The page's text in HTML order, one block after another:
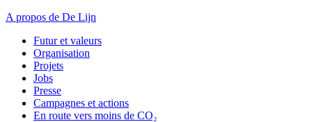
A propos de De Lijn
Futur et valeurs
Organisation
Projets
Jobs
Presse
Campagnes et actions
En route vers moins de CO₂